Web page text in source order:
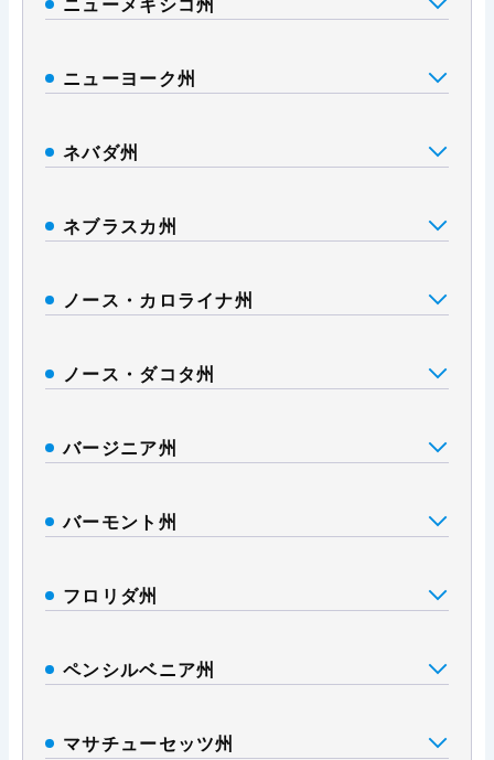
ニューメキシコ州
ニューヨーク州
ネバダ州
ネブラスカ州
ノース・カロライナ州
ノース・ダコタ州
バージニア州
バーモント州
フロリダ州
ペンシルベニア州
マサチューセッツ州